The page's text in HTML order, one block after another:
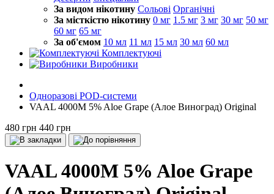
За видом нікотину Сольові Органічні
За місткістю нікотину 0 мг 1.5 мг 3 мг 30 мг 50 мг
60 мг 65 мг
За об'ємом 10 мл 11 мл 15 мл 30 мл 60 мл
Комплектуючі
Виробники
Одноразові POD-системи
VAAL 4000M 5% Aloe Grape (Алое Виноград) Оriginal
480 грн 440 грн
VAAL 4000M 5% Aloe Grape